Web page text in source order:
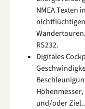
NMEA Texten
nichtflüchtigen
RS232.
Digitales
und/oder